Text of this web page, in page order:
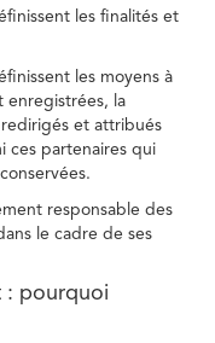
les finalités et
les moyens à
enregistrées, la
et attribués
ces partenaires qui
responsable des
le cadre de ses
: pourquoi